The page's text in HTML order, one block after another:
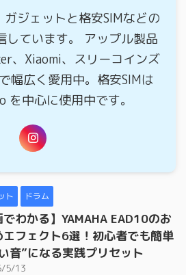
ジェットと格安SIMなどの
しています。 アップル製品
、Xiaomi、スリーコインズ
幅広く愛用中。格安SIMは
を中心に使用中です。
ト ドラム
でわかる】YAMAHA EAD10のお
エフェクト6選！初心者でも簡単
音”になる実践プリセット
5/13